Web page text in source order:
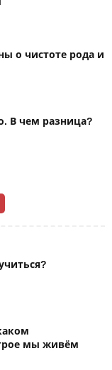
мы живём
о чистоте рода и
В чем разница?